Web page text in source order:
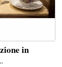
in